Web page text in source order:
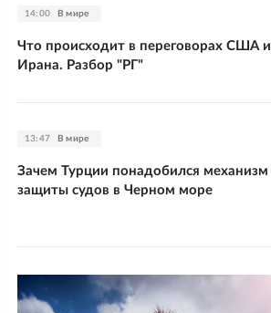
14:00 В мире
Что происходит в переговорах США и
Ирана. Разбор "РГ"
13:47 В мире
Зачем Турции понадобился механизм
защиты судов в Черном море